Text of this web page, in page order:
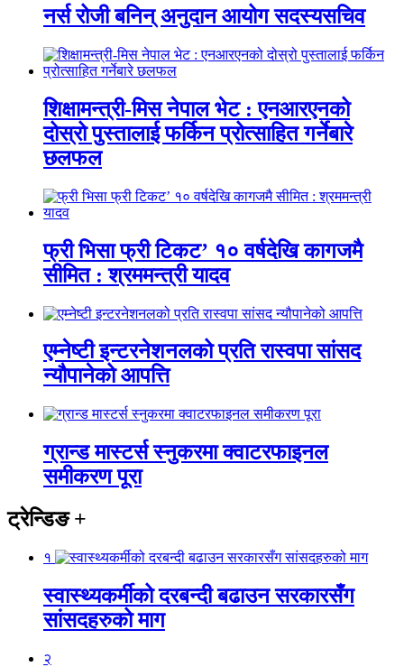
नर्स रोजी बनिन् अनुदान आयोग सदस्यसचिव
शिक्षामन्त्री-मिस नेपाल भेट : एनआरएनको
दोस्रो पुस्तालाई फर्किन प्रोत्साहित गर्नेबारे
छलफल
फ्री भिसा फ्री टिकट’ १० वर्षदेखि कागजमै
सीमित : श्रममन्त्री यादव
एम्नेष्टी इन्टरनेशनलको प्रति रास्वपा सांसद
न्यौपानेको आपत्ति
ग्रान्ड मास्टर्स स्नुकरमा क्वाटरफाइनल
समीकरण पूरा
ट्रेन्डिङ+
१
स्वास्थ्यकर्मीको दरबन्दी बढाउन सरकारसँग
सांसदहरुको माग
२